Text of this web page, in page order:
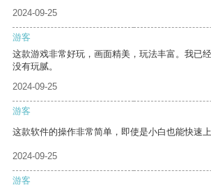
2024-09-25
游客
这款游戏非常好玩，画面精美，玩法丰富。我已
没有玩腻。
2024-09-25
游客
这款软件的操作非常简单，即使是小白也能快速上
2024-09-25
游客